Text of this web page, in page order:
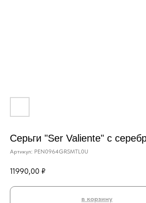
Серьги "Ser Valiente" с
Артикул: PEN0964GRSMTL0U
11990,00 ₽
в корзину